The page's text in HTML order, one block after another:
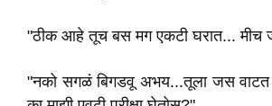
"ठीक आहे तूच बस मग एकटी घरात... मीच
"नको सगळं बिगडवू अभय...तूला जस